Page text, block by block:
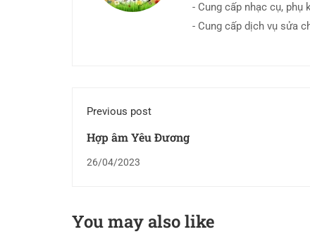
- Cung cấp nhạc cụ, phụ
- Cung cấp dịch vụ sửa
Previous post
Hợp âm Yêu Đương
26/04/2023
You may also like